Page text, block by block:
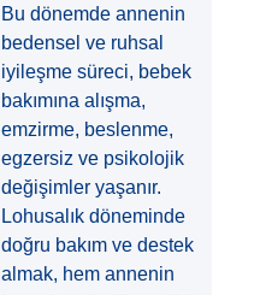
Bu dönemde annenin
bedensel ve ruhsal
iyileşme süreci, bebek
bakımına alışma,
emzirme, beslenme,
egzersiz ve psikolojik
değişimler yaşanır.
Lohusalık döneminde
doğru bakım ve destek
almak, hem annenin